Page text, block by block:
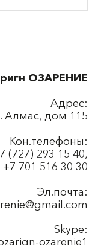
ОЗАРЕНИЕ
Адрес:
Алмас, дом 115
Кон.телефоны:
(727) 293 15 40,
+7 701 516 30 30
Эл.почта:
Skype:
ozarenie1